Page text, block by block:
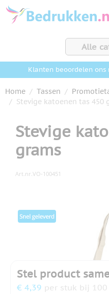
Ga naar de inhoud
Alle
Klanten beoordelen ons
Home / Tassen /
/ Stevige katoenen tas 450
Stevige
grams
Art.nr. VO-100451
Hoofdafbeelding
Klik om afbeelding op
Stel product
€ 4,39 per stuk bij 100